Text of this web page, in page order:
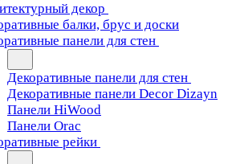
декор
балки, брус и доски
панели для стен
Декоративные панели для стен
Декоративные панели Decor Dizayn
Панели HiWood
Панели Orac
рейки